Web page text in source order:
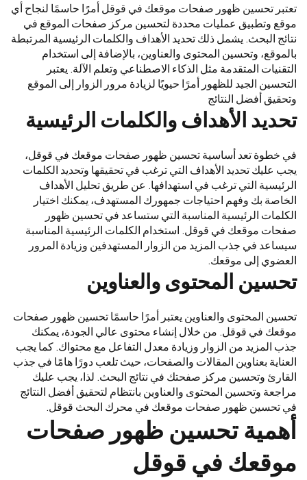
تعتبر تحسين ظهور صفحات موقعك في قوقل أمرًا حاسمًا لنجاح أي
موقع وتطبيق عمليات محددة لتحسين مركز صفحات الموقع في
نتائج البحث. يشمل ذلك تحديد الأهداف والكلمات الرئيسية المرتبطة
بالموقع، وتحسين المحتوى والعناوين، بالإضافة إلى استخدام
التقنيات المتقدمة مثل الذكاء الاصطناعي وتعلم الآلة. يعتبر
التحسين الجيد للظهور أمرًا حيويًا لزيادة مرور الزوار إلى الموقع
وتحقيق أفضل النتائج
تحديد الأهداف والكلمات الرئيسية
في خطوة تعد أساسية تحسين ظهور صفحات موقعك في قوقل،
يجب عليك تحديد الأهداف التي ترغب في تحقيقها وتحديد الكلمات
الرئيسية التي ترغب في استهدافها. عن طريق تحليل الأهداف
الخاصة بك وفهم احتياجات جمهورك المستهدف، يمكنك اختيار
الكلمات الرئيسية المناسبة التي ستساعد في تحسين ظهور
صفحات موقعك في قوقل. استخدام الكلمات الرئيسية المناسبة
سيساعد في جذب المزيد من الزوار المستهدفين وزيادة المرور
العضوي إلى موقعك.
تحسين المحتوى والعناوين
تحسين المحتوى والعناوين يعتبر أمرًا حاسمًا تحسين ظهور صفحات
موقعك في قوقل. من خلال إنشاء محتوى عالي الجودة، يمكنك
جذب المزيد من الزوار وزيادة معدل التفاعل مع محتواك. كما يجب
العناية بعناوين المقالات والصفحات، حيث تلعب دورًا هامًا في جذب
القارئ وتحسين مركز صفحتك في نتائج البحث. لذا، يجب عليك
مراجعة وتحسين المحتوى والعناوين بانتظام لتحقيق أفضل النتائج
في تحسين ظهور صفحات موقعك في محرك البحث قوقل.
أهمية تحسين ظهور صفحات
موقعك في قوقل